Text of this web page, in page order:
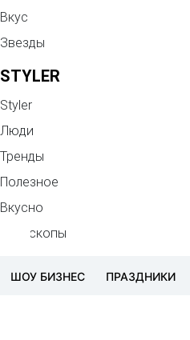
Вкус
Звезды
STYLER
Styler
Люди
Тренды
Полезное
Вкусно
Гороскопы
ШОУ БИЗНЕС ПРАЗДНИКИ